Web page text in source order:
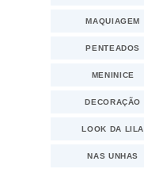
MAQUIAGEM
PENTEADOS
MENINICE
DECORAÇÃO
LOOK DA LILA
NAS UNHAS